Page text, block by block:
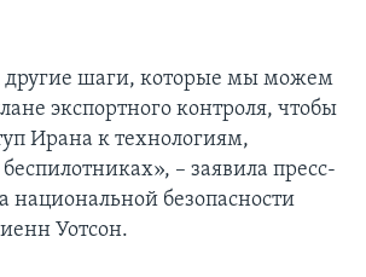
шаги, которые мы можем
экспортного контроля, чтобы
Ирана к технологиям,
– заявила пресс-
национальной безопасности
Уотсон.